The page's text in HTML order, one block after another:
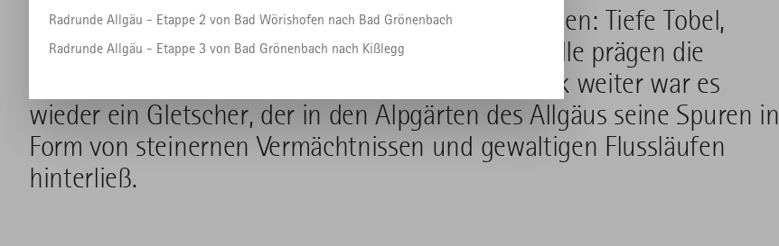
Radrunde Allgäu - Etappe 2 von Bad Wörishofen nach Bad Grönenbach
Radrunde Allgäu - Etappe 3 von Bad Grönenbach nach Kißlegg
Hier hat der Gletscher sein Meisterwerk hinterlassen: Tiefe Tobel,
schroffe Schluchten und verwunschene Wasserfälle prägen die
Gegend der "Westallgäuer Wasserwege". Ein Stück weiter war es
wieder ein Gletscher, der in den Alpgärten des Allgäus seine Spuren in
Form von steinernen Vermächtnissen und gewaltigen Flussläufen
hinterließ.